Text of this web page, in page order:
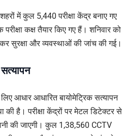
में कुल 5,440 परीक्षा केंद्र बनाए गए
कक्ष तैयार किए गए हैं। शनिवार को
सुरक्षा और व्यवस्थाओं की जांच की गई।
आधार आधारित बायोमेट्रिक सत्यापन
है। परीक्षा केंद्रों पर मेटल डिटेक्टर से
की जाएगी। कुल 1,38,560 CCTV